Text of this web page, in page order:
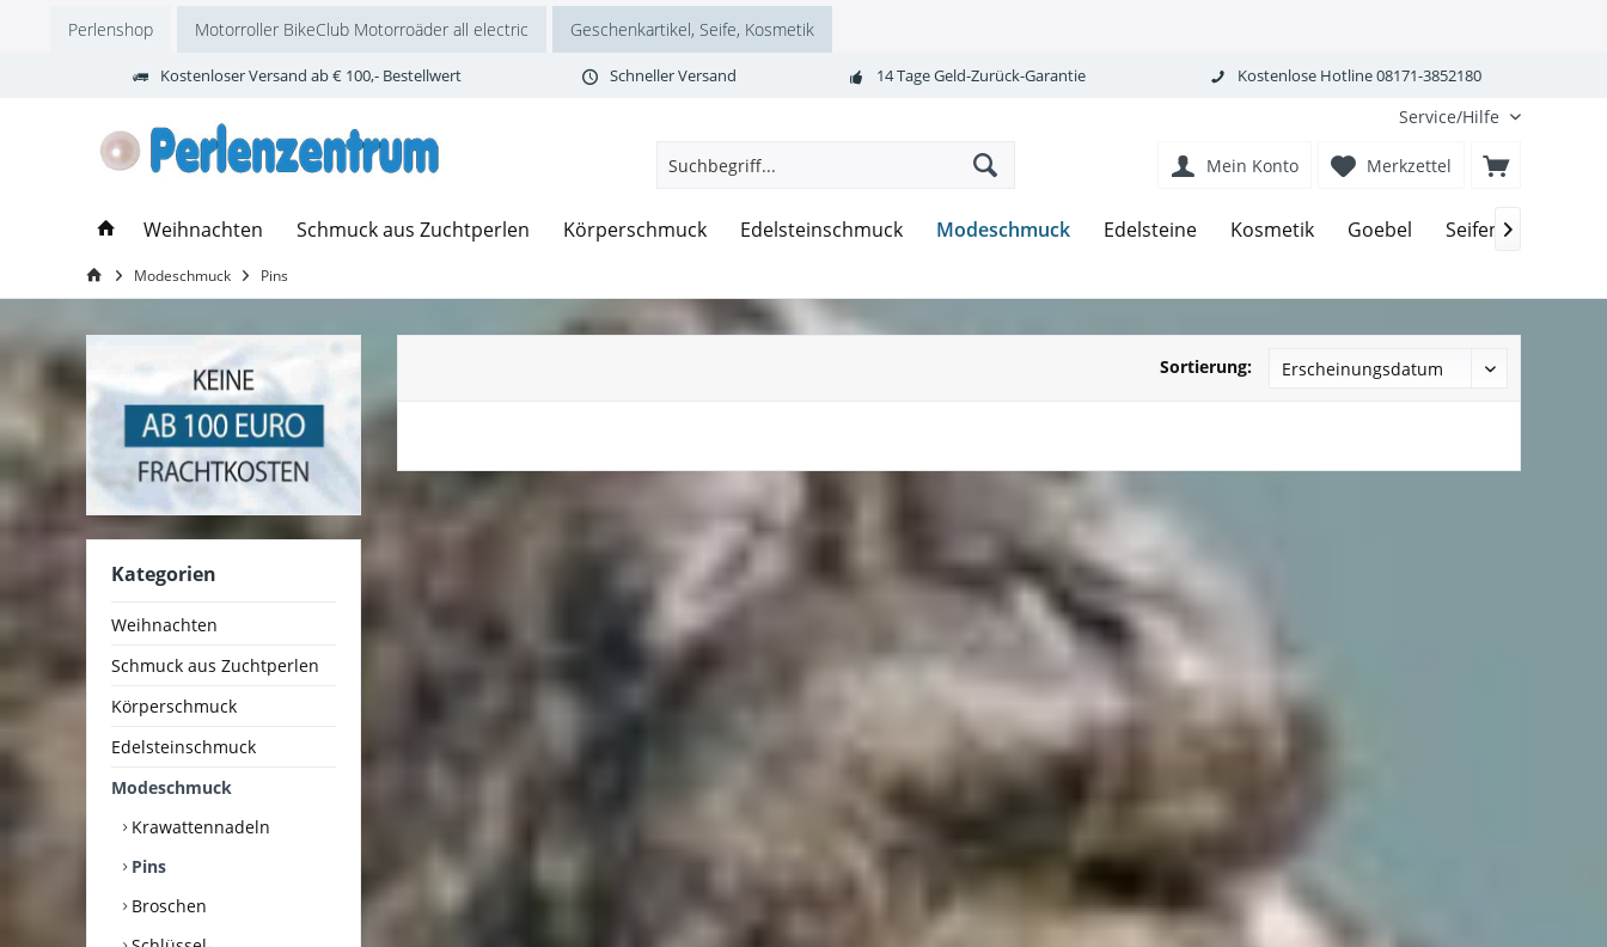
Perlenshop Motorroller BikeClub Motorroäder all electric Geschenkartikel, Seife, Kosmetik
Kostenloser Versand ab € 100,- Bestellwert Schneller Versand 14 Tage Geld-Zurück-Garantie Kostenlose Hotline 08171-3852180
Service/Hilfe
Merkzettel
Mein Konto
Weihnachten Schmuck aus Zuchtperlen Körperschmuck Edelsteinschmuck Modeschmuck Edelsteine Kosmetik Goebel Seifen-
Modeschmuck Pins
Kategorien
Weihnachten
Schmuck aus Zuchtperlen
Körperschmuck
Edelsteinschmuck
Modeschmuck
Krawattennadeln
Pins
Broschen
Sortierung: